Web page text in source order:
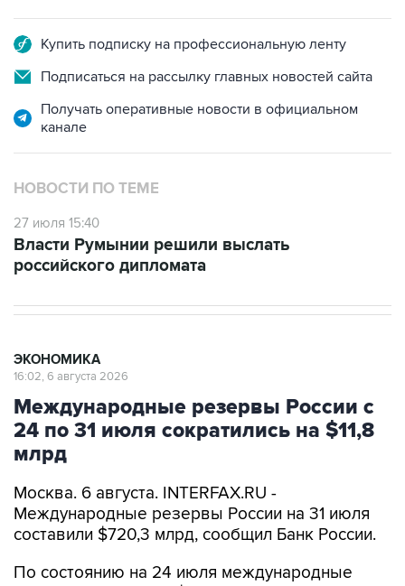
Купить подписку на профессиональную ленту
Подписаться на рассылку главных новостей сайта
Получать оперативные новости в официальном
канале
НОВОСТИ ПО ТЕМЕ
27 июля 15:40
Власти Румынии решили выслать
российского дипломата
ЭКОНОМИКА
16:02, 6 августа 2026
Международные резервы России с
24 по 31 июля сократились на $11,8
млрд
Москва. 6 августа. INTERFAX.RU -
Международные резервы России на 31 июля
составили $720,3 млрд, сообщил Банк России.
По состоянию на 24 июля международные